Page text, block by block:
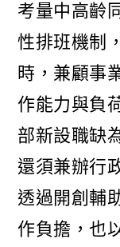
考量中高齡
性排班機制
時，兼顧事
作能力與負
部新設職缺
還須兼辦行
透過開創輔
作負擔，也